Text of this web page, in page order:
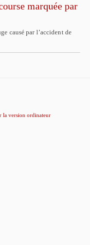
marquée par
causé par l’accident de
la version ordinateur